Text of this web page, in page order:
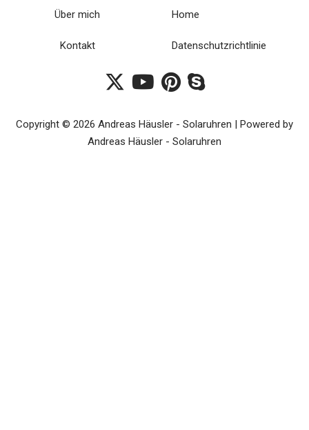
Über mich
Kontakt
Home
Datenschutzrichtlinie
Copyright © 2026 Andreas Häusler - Solaruhren | Powered by
Andreas Häusler - Solaruhren